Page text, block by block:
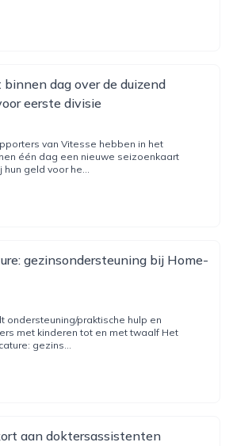
dag over de duizend
eerste divisie
van Vitesse hebben in het
één dag een nieuwe seizoenkaart
hun geld voor he...
gezinsondersteuning bij Home-
ondersteuning/praktische hulp en
met kinderen tot en met twaalf Het
gezins...
aan doktersassistenten